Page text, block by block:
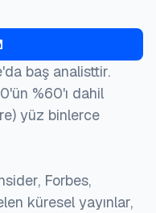
baş analisttir.
%60'ı dahil
yüz binlerce
Forbes,
küresel yayınlar,